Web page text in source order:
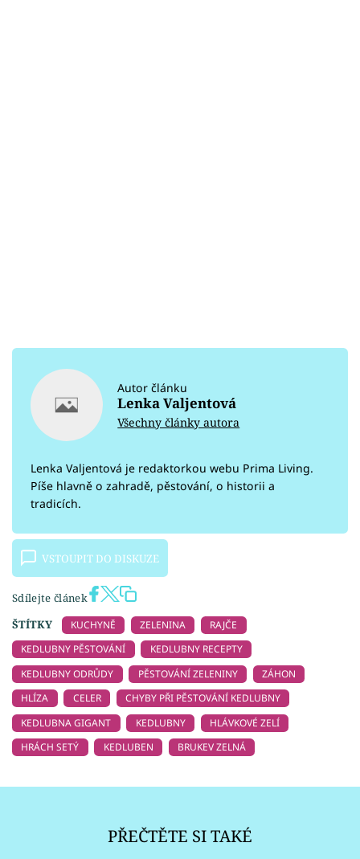
Autor článku
Lenka Valjentová
Všechny články autora
Lenka Valjentová je redaktorkou webu Prima Living.
Píše hlavně o zahradě, pěstování, o historii a
tradicích.
VSTOUPIT DO DISKUZE
Sdílejte článek
ŠTÍTKY
KUCHYNĚ ZELENINA
RAJČE
KEDLUBNY PĚSTOVÁNÍ
KEDLUBNY RECEPTY
KEDLUBNY ODRŮDY
PĚSTOVÁNÍ ZELENINY
ZÁHON
HLÍZA
CELER
CHYBY PŘI PĚSTOVÁNÍ KEDLUBNY
KEDLUBNA GIGANT
KEDLUBNY
HLÁVKOVÉ ZELÍ
HRÁCH SETÝ
KEDLUBEN BRUKEV ZELNÁ
PŘEČTĚTE SI TAKÉ